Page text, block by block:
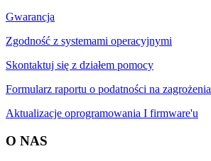
Gwarancja
Zgodność z systemami operacyjnymi
Skontaktuj się z działem pomocy
Formularz raportu o podatności na zagrożenia
Aktualizacje oprogramowania I firmware'u
O NAS